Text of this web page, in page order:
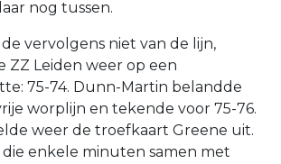
nog tussen.
vervolgens niet van de lijn,
ZZ Leiden weer op een
75-74. Dunn-Martin belandde
worplijn en tekende voor 75-76.
weer de troefkaart Greene uit.
die enkele minuten samen met